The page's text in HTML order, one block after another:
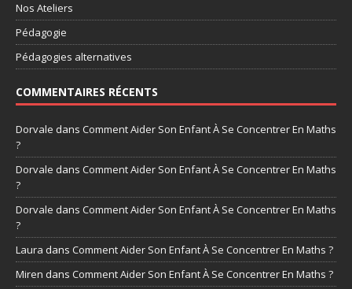
Nos Ateliers
Pédagogie
Pédagogies alternatives
COMMENTAIRES RÉCENTS
Dorvale dans Comment Aider Son Enfant À Se Concentrer En Maths
?
Dorvale dans Comment Aider Son Enfant À Se Concentrer En Maths
?
Dorvale dans Comment Aider Son Enfant À Se Concentrer En Maths
?
Laura dans Comment Aider Son Enfant À Se Concentrer En Maths ?
Miren dans Comment Aider Son Enfant À Se Concentrer En Maths ?